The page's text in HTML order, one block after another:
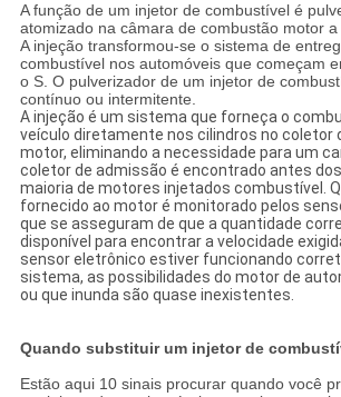
A função de um injetor de combustível é
atomizado na câmara de combustão motor
A injeção transformou-se o sistema de
combustível nos automóveis que começam
o S. O pulverizador de um injetor de
contínuo ou intermitente.
A injeção é um sistema que forneça o
veículo diretamente nos cilindros no coletor
motor, eliminando a necessidade para um
coletor de admissão é encontrado antes
maioria de motores injetados combustível.
fornecido ao motor é monitorado pelos
que se asseguram de que a quantidade
disponível para encontrar a velocidade
sensor eletrônico estiver funcionando
sistema, as possibilidades do motor de
ou que inunda são quase inexistentes.
Quando substituir um injetor de
Estão aqui 10 sinais procurar quando você